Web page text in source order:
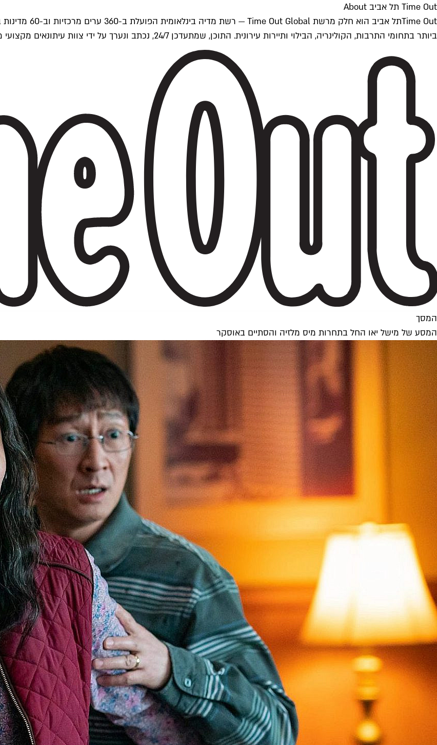
Time Out תל אביב About
ביותר בתחומי התרבות, הקולינריה, הבילוי ותיירות עירונית. התוכן, שמתעדכן 24/7, נכתב ונערך על ידי צוות עיתונאים מקצועי מקומי בישראל, בהתאם לסטנדרטים של Time Out העולמית.
המסך
המסע של מישל יאו החל בתחרות מיס מלזיה והסתיים באוסקר